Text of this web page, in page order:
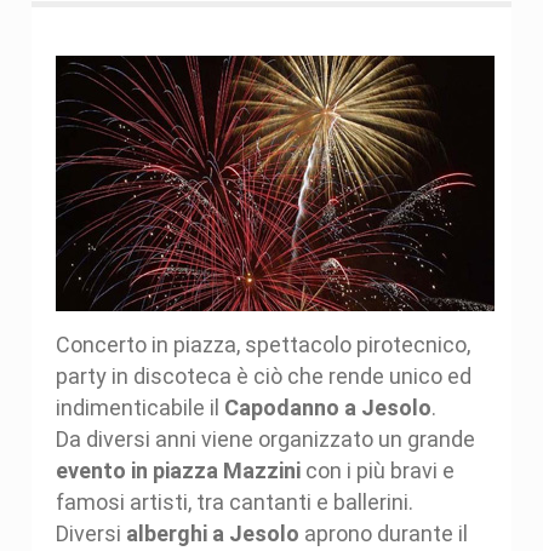
Concerto in piazza, spettacolo pirotecnico,
party in discoteca è ciò che rende unico ed
indimenticabile il Capodanno a Jesolo.
Da diversi anni viene organizzato un grande
evento in piazza Mazzini con i più bravi e
famosi artisti, tra cantanti e ballerini.
Diversi alberghi a Jesolo aprono durante il